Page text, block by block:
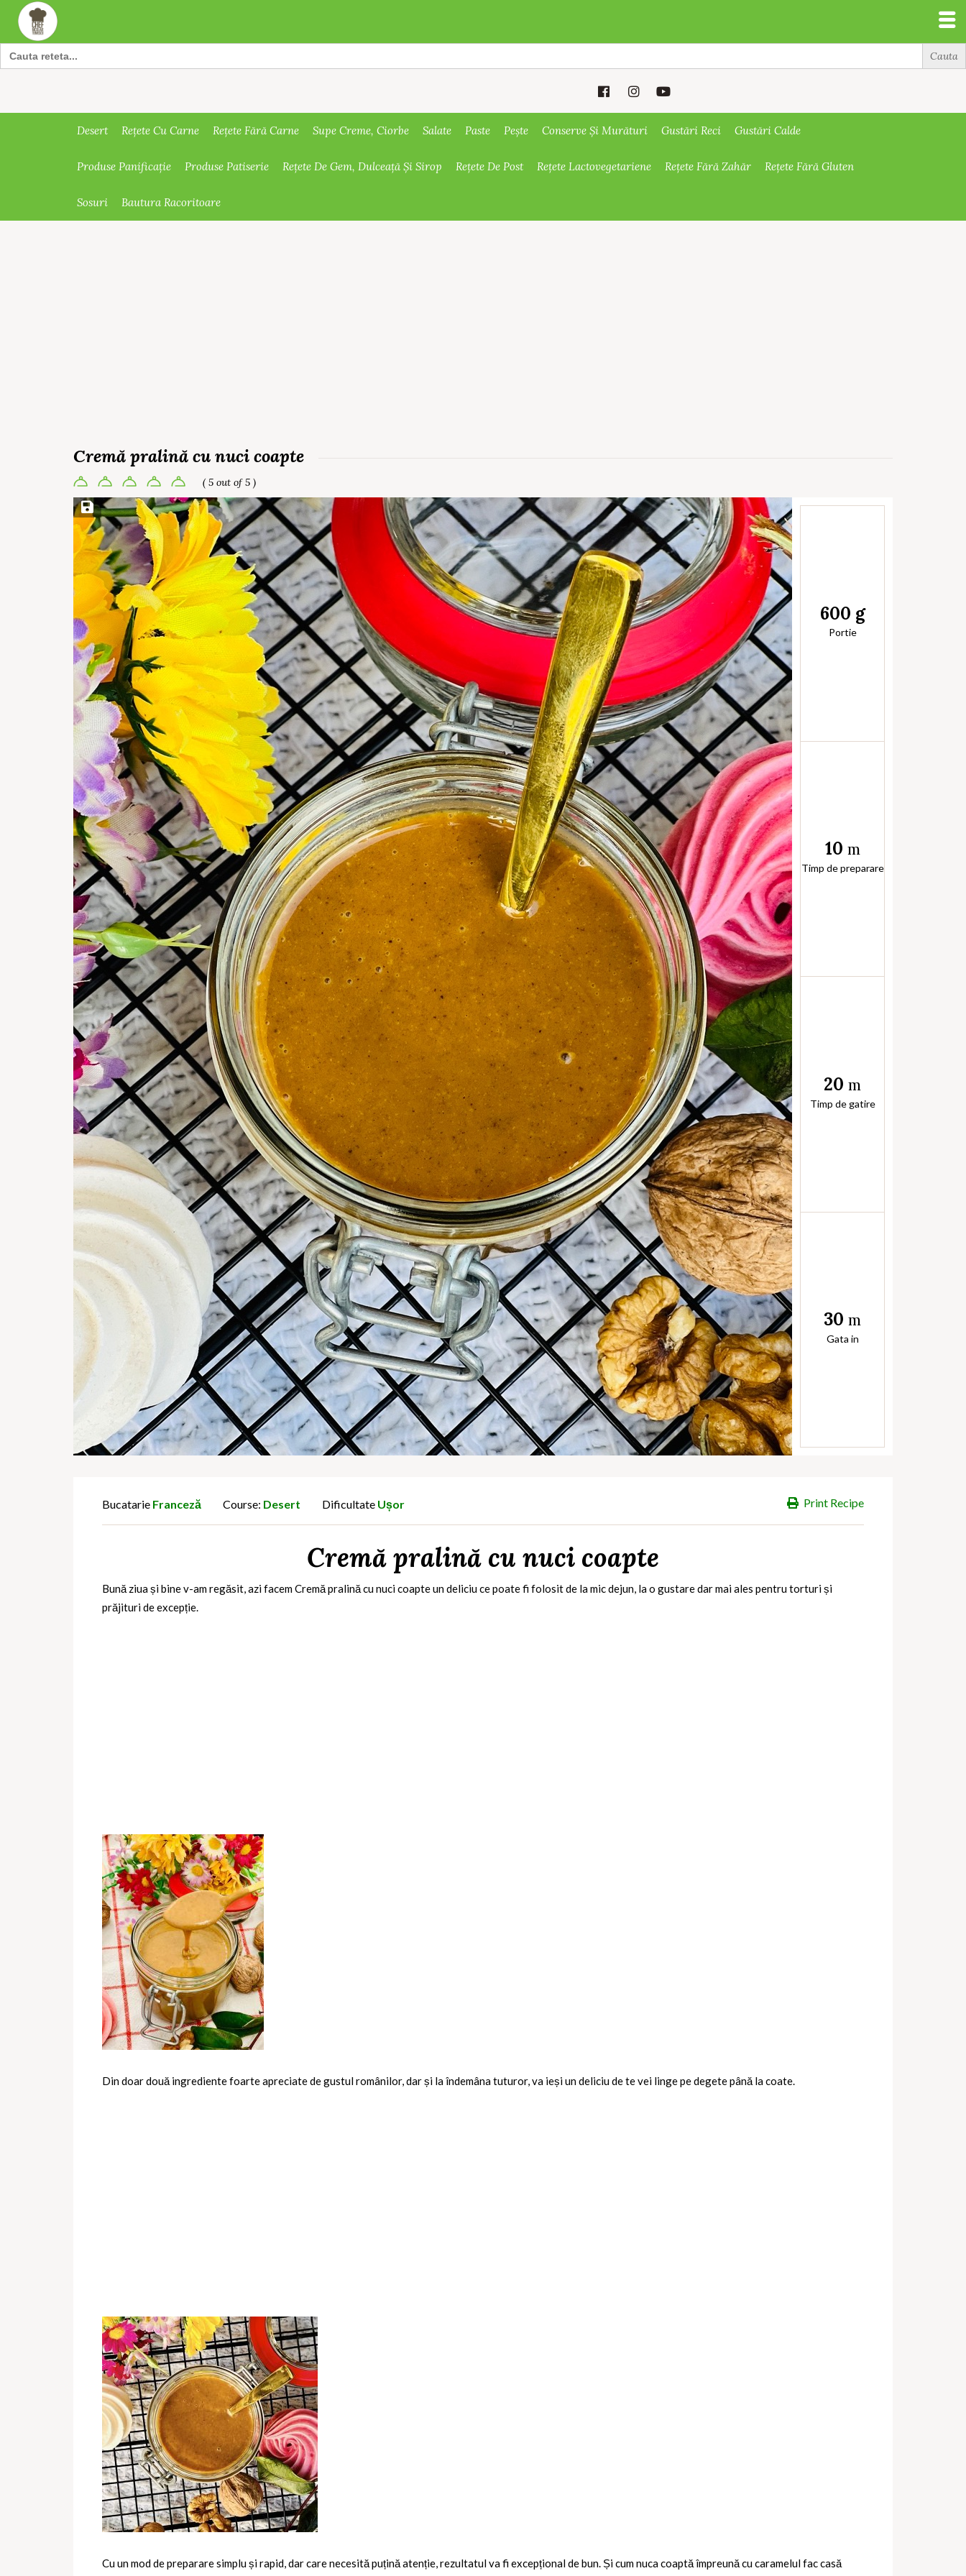
Search
for:
Desert Rețete Cu Carne Rețete Fără Carne Supe Creme, Ciorbe Salate Paste Pește Conserve Și Murături Gustări Reci Gustări Calde
Produse Panificație Produse Patiserie Rețete De Gem, Dulceață Și Sirop Rețete De Post Rețete Lactovegetariene Rețete Fără Zahăr Rețete Fără Gluten
Sosuri Bautura Racoritoare
Cremă pralină cu nuci coapte
( 5 out of 5 )
Save Recipe
600 g
Portie
10 m
Timp de preparare
20 m
Timp de gatire
30 m
Gata in
Print Recipe
Bucatarie Franceză Course: Desert Dificultate Ușor
Cremă pralină cu nuci coapte
Bună ziua și bine v-am regăsit, azi facem Cremă pralină cu nuci coapte un deliciu ce poate fi folosit de la mic dejun, la o gustare dar mai ales pentru torturi și
prăjituri de excepție.
Din doar două ingrediente foarte apreciate de gustul românilor, dar și la îndemâna tuturor, va ieși un deliciu de te vei linge pe degete până la coate.
Cu un mod de preparare simplu și rapid, dar care necesită puțină atenție, rezultatul va fi excepțional de bun. Și cum nuca coaptă împreună cu caramelul fac casă